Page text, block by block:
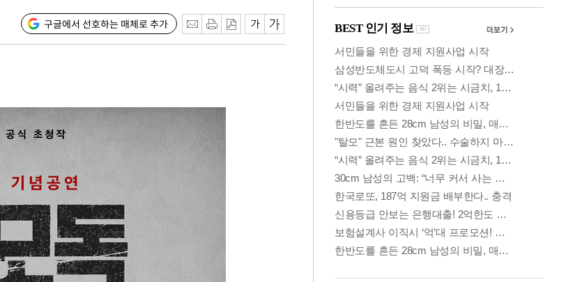
구글에서 선호하는 매체로 추가